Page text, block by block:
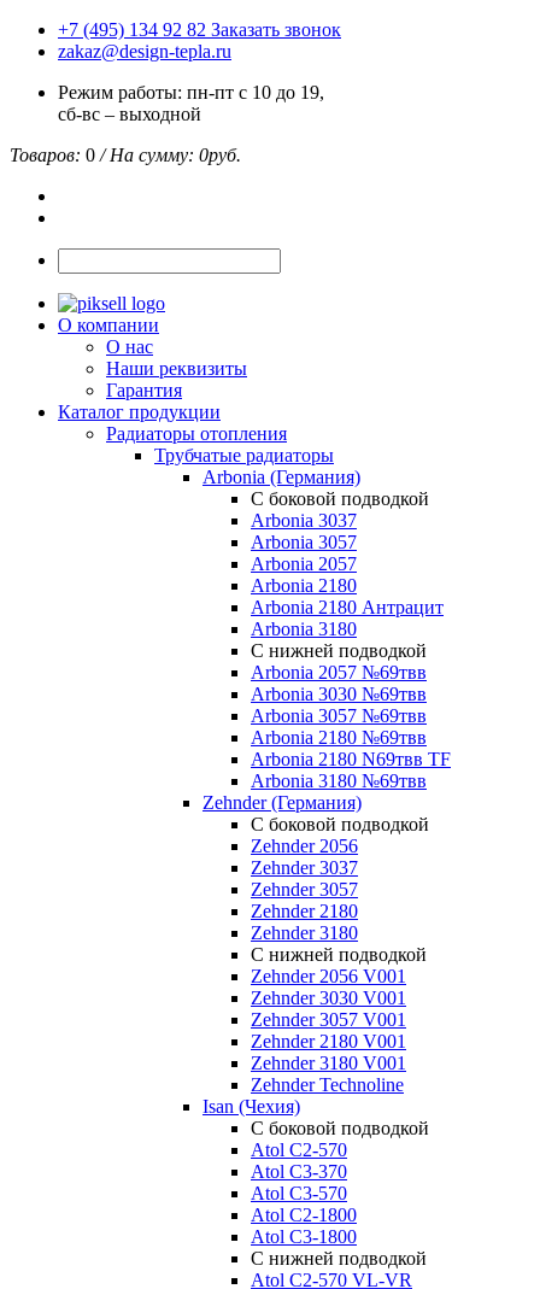
+7 (495) 134 92 82 Заказать звонок
zakaz@design-tepla.ru
Режим работы: пн-пт с 10 до 19,
сб-вс – выходной
Товаров: 0 / На сумму: 0руб.
О компании
О нас
Наши реквизиты
Гарантия
Каталог продукции
Радиаторы отопления
Трубчатые радиаторы
Arbonia (Германия)
С боковой подводкой
Arbonia 3037
Arbonia 3057
Arbonia 2057
Arbonia 2180
Arbonia 2180 Антрацит
Arbonia 3180
С нижней подводкой
Arbonia 2057 №69твв
Arbonia 3030 №69твв
Arbonia 3057 №69твв
Arbonia 2180 №69твв
Arbonia 2180 N69твв TF
Arbonia 3180 №69твв
Zehnder (Германия)
С боковой подводкой
Zehnder 2056
Zehnder 3037
Zehnder 3057
Zehnder 2180
Zehnder 3180
С нижней подводкой
Zehnder 2056 V001
Zehnder 3030 V001
Zehnder 3057 V001
Zehnder 2180 V001
Zehnder 3180 V001
Zehnder Technoline
Isan (Чехия)
С боковой подводкой
Atol C2-570
Atol C3-370
Atol C3-570
Atol C2-1800
Atol C3-1800
С нижней подводкой
Atol C2-570 VL-VR